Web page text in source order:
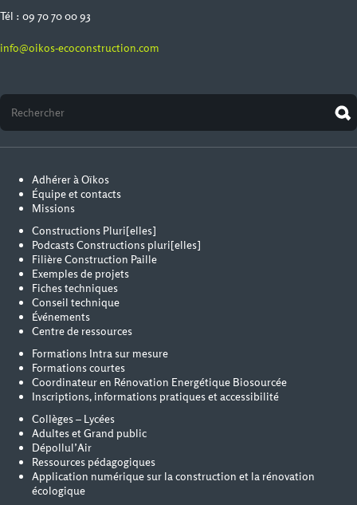
Tél : 09 70 70 00 93
info@oikos-ecoconstruction.com
Adhérer à Oïkos
Équipe et contacts
Missions
Constructions Pluri[elles]
Podcasts Constructions pluri[elles]
Filière Construction Paille
Exemples de projets
Fiches techniques
Conseil technique
Événements
Centre de ressources
Formations Intra sur mesure
Formations courtes
Coordinateur en Rénovation Energétique Biosourcée
Inscriptions, informations pratiques et accessibilité
Collèges – Lycées
Adultes et Grand public
Dépollul’Air
Ressources pédagogiques
Application numérique sur la construction et la rénovation
écologique